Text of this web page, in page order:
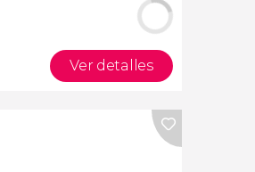
Ver detalles